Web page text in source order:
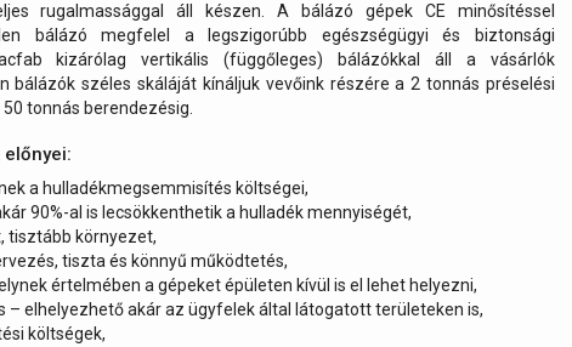
rugalmassággal áll készen. A bálázó gépek CE minősítéssel
bálázó megfelel a legszigorúbb egészségügyi és biztonsági
kizárólag vertikális (függőleges) bálázókkal áll a vásárlók
bálázók széles skáláját kínáljuk vevőink részére a 2 tonnás préselési
tonnás berendezésig.
a hulladékmegsemmisítés költségei,
90%-al is lecsökkenthetik a hulladék mennyiségét,
tisztább környezet,
tiszta és könnyű működtetés,
értelmében a gépeket épületen kívül is el lehet helyezni,
– elhelyezhető akár az ügyfelek által látogatott területeken is,
költségek,